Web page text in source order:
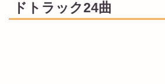
ドトラック24曲